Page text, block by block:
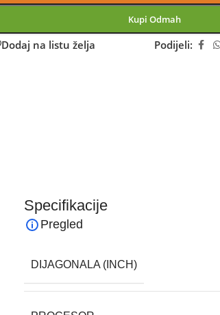
Kupi Odmah
Dodaj na listu želja Podijeli:
Specifikacije
Pregled
DIJAGONALA (INCH)